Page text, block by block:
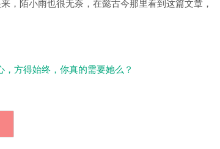
，陌小雨也很无奈，在懿古今那里看到这篇文章，
，方得始终，你真的需要她么？